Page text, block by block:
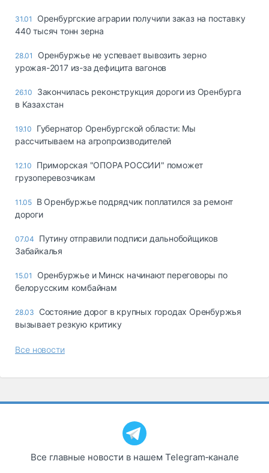
страхование
Склады и
грузовые
Коммерческий
Спецтехника
запчасти, шины
31.01
Оренбургские аграрии получили заказ на поставку
440 тысяч тонн зерна
28.01
Оренбуржье не успевает вывозить зерно
урожая-2017 из-за дефицита вагонов
26.10
Закончилась реконструкция дороги из Оренбурга
в Казахстан
19.10
Губернатор Оренбургской области: Мы
рассчитываем на агропроизводителей
12.10
Приморская "ОПОРА РОССИИ" поможет
грузоперевозчикам
11.05 В Оренбуржье подрядчик поплатился за ремонт
дороги
07.04
Путину отправили подписи дальнобойщиков
Забайкалья
15.01
Оренбуржье и Минск начинают переговоры по
белорусским комбайнам
28.03
Состояние дорог в крупных городах Оренбуржья
вызывает резкую критику
Все новости
Все главные новости в нашем Telegram‑канале